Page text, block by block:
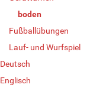
boden
Fußballübungen
Lauf- und Wurfspiel
Deutsch
Englisch